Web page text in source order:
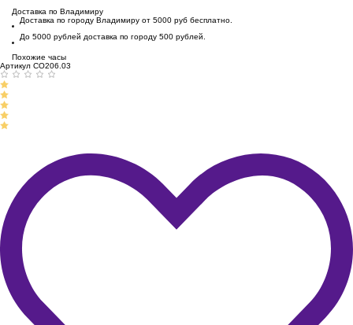
Доставка по Владимиру
Доставка по городу Владимиру от 5000 руб бесплатно.
До 5000 рублей доставка по городу 500 рублей.
Похожие часы
Артикул CO206.03